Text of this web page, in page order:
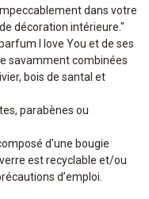
dans votre
décoration intérieure."
I love You et de ses
savamment combinées
bois de santal et
parabènes ou
d'une bougie
est recyclable et/ou
d’emploi.